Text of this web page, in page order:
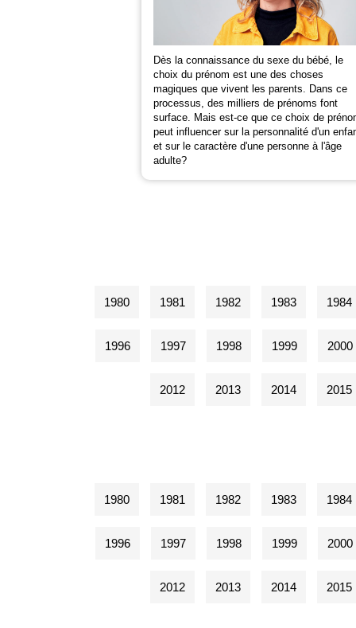
Dès la connaissance du sexe du bébé, le
choix du prénom est une des choses
magiques que vivent les parents. Dans ce
processus, des milliers de prénoms font
surface. Mais est-ce que ce choix de
peut influencer sur la personnalité d'un
et sur le caractère d'une personne à l'âge
adulte?
1980 1981 1982 1983 1984
1996 1997 1998 1999 2000
2012 2013 2014 2015
1980 1981 1982 1983 1984
1996 1997 1998 1999 2000
2012 2013 2014 2015